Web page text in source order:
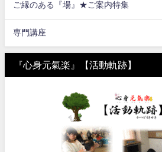
ご縁のある『場』★ご案内特集
専門講座
『心身元氣楽』【活動軌跡】